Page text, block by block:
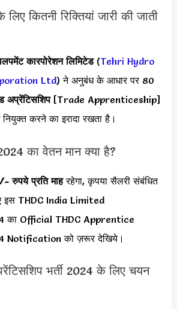
कितनी रिक्तियां जारी की जाती
कारपोरेशन लिमिटेड(Tehri Hydro
Ltd) ने अनुबंध के आधार पर 80
अप्रेंटिसशिप[Trade Apprenticeship]
करने का इरादा रखता है।
का वेतन मान क्या है?
रुपये प्रति माहरहेगा, कृपया सैलरी संबंधित
इस THDC India Limited
का Official THDC Apprentice
Notification को ज़रूर देखिये।
भर्ती 2024 के लिए चयन